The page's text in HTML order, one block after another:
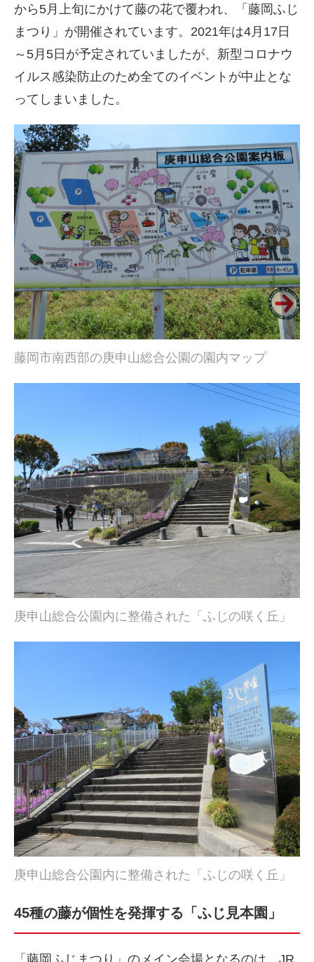
から5月上旬にかけて藤の花で覆われ、「藤岡ふじ
まつり」が開催されています。2021年は4月17日
～5月5日が予定されていましたが、新型コロナウ
イルス感染防止のため全てのイベントが中止とな
ってしまいました。
藤岡市南西部の庚申山総合公園の園内マップ
庚申山総合公園内に整備された「ふじの咲く丘」
庚申山総合公園内に整備された「ふじの咲く丘」
45種の藤が個性を発揮する「ふじ見本園」
「藤岡ふじまつり」のメイン会場となるのは、JR